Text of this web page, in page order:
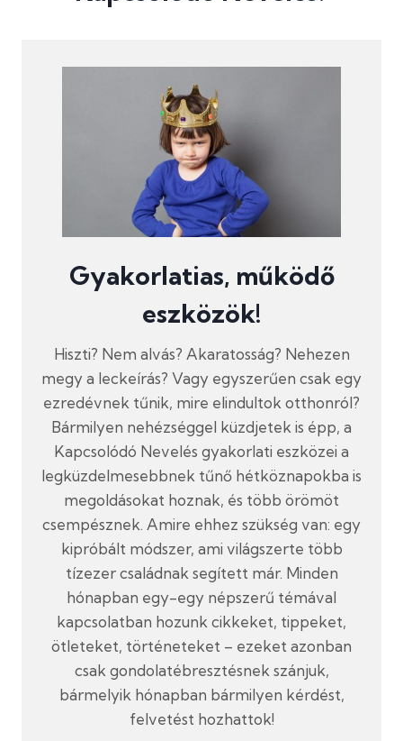
Gyakorlatias, működő
eszközök!
Hiszti? Nem alvás? Akaratosság? Nehezen
megy a leckeírás? Vagy egyszerűen csak egy
ezredévnek tűnik, mire elindultok otthonról?
Bármilyen nehézséggel küzdjetek is épp, a
Kapcsolódó Nevelés gyakorlati eszközei a
legküzdelmesebbnek tűnő hétköznapokba is
megoldásokat hoznak, és több örömöt
csempésznek. Amire ehhez szükség van: egy
kipróbált módszer, ami világszerte több
tízezer családnak segített már. Minden
hónapban egy-egy népszerű témával
kapcsolatban hozunk cikkeket, tippeket,
ötleteket, történeteket – ezeket azonban
csak gondolatébresztésnek szánjuk,
bármelyik hónapban bármilyen kérdést,
felvetést hozhattok!